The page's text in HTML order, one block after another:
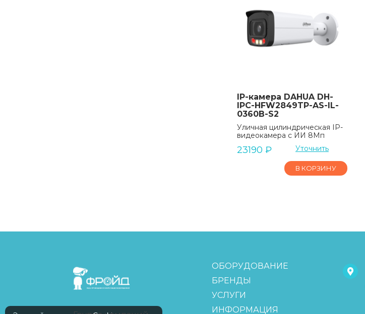
IP-камера DAHUA DH-
IPC-HFW2849TP-AS-IL-
0360B-S2
Уличная цилиндрическая IP-
видеокамера с ИИ 8Мп
23190 ₽ Уточнить
В КОРЗИНУ
FreudGroup
ОБОРУДОВАНИЕ
БРЕНДЫ
УСЛУГИ
ИНФОРМАЦИЯ